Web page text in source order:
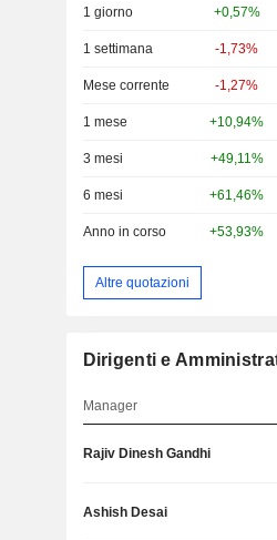
1 giorno +0,57%
1 settimana -1,73%
Mese corrente -1,27%
1 mese +10,94%
3 mesi +49,11%
6 mesi +61,46%
Anno in corso +53,93%
Altre quotazioni
Dirigenti e
Manager
Rajiv Dinesh Gandhi
Ashish Desai